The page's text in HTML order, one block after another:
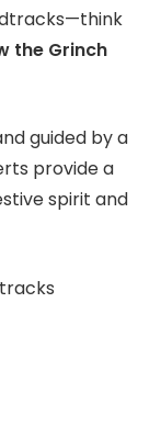
the Grinch
guided by a
provide a
spirit and